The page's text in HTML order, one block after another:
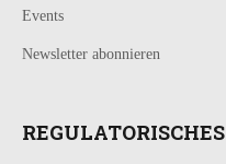
Events
Newsletter abonnieren
REGULATORISCHES